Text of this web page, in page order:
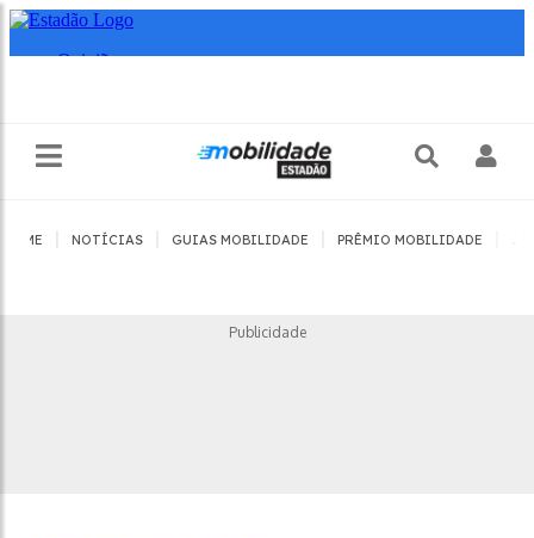
HOME NOTÍCIAS GUIAS MOBILIDADE PRÊMIO MOBILIDADE
Publicidade